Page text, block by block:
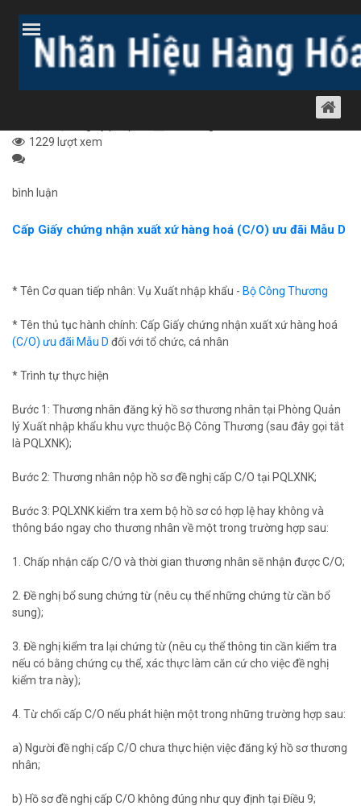
CẤP GIẤY CHỨNG NHẬN XUẤT XỨ HÀNG
1229 lượt xem
bình luận
Cấp Giấy chứng nhận xuất xứ hàng hoá (C/O) ưu đãi Mẫu D
* Tên Cơ quan tiếp nhân: Vụ Xuất nhập khẩu - Bộ Công Thương
* Tên thủ tục hành chính: Cấp Giấy chứng nhận xuất xứ hàng hoá
(C/O) ưu đãi Mẫu D đối với tổ chức, cá nhân
* Trình tự thực hiện
Bước 1: Thương nhân đăng ký hồ sơ thương nhân tại Phòng Quản
lý Xuất nhập khẩu khu vực thuộc Bộ Công Thương (sau đây gọi tắt
là PQLXNK);
Bước 2: Thương nhân nộp hồ sơ đề nghị cấp C/O tại PQLXNK;
Bước 3: PQLXNK kiểm tra xem bộ hồ sơ có hợp lệ hay không và
thông báo ngay cho thương nhân về một trong trường hợp sau:
1. Chấp nhận cấp C/O và thời gian thương nhân sẽ nhận được C/O;
2. Đề nghị bổ sung chứng từ (nêu cụ thể những chứng từ cần bổ
sung);
3. Đề nghị kiểm tra lại chứng từ (nêu cụ thể thông tin cần kiểm tra
nếu có bằng chứng cụ thể, xác thực làm căn cứ cho việc đề nghị
kiểm tra này);
4. Từ chối cấp C/O nếu phát hiện một trong những trường hợp sau:
a) Người đề nghị cấp C/O chưa thực hiện việc đăng ký hồ sơ thương
nhân;
b) Hồ sơ đề nghị cấp C/O không đúng như quy định tại Điều 9;